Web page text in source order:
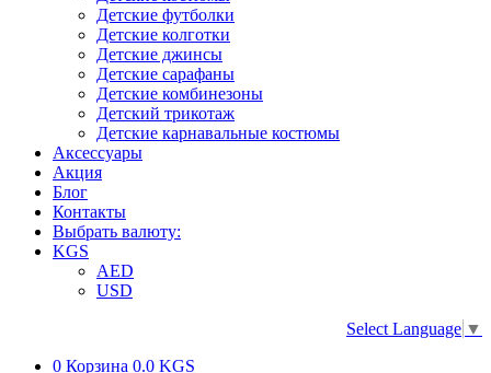
Детские футболки
Детские колготки
Детские джинсы
Детские сарафаны
Детские комбинезоны
Детский трикотаж
Детские карнавальные костюмы
Аксессуары
Акция
Блог
Контакты
Выбрать валюту:
KGS
AED
USD
Select Language ▼
0 Корзина 0.0 KGS